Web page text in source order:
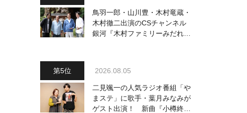
鳥羽一郎・山川豊・木村竜蔵・
木村徹二出演のCSチャンネル
銀河『木村ファミリーみだれ旅
2026.08.05
二見颯一の人気ラジオ番組「や
まステ」に歌手・葉月みなみが
ゲスト出演！ 新曲『小樽終着